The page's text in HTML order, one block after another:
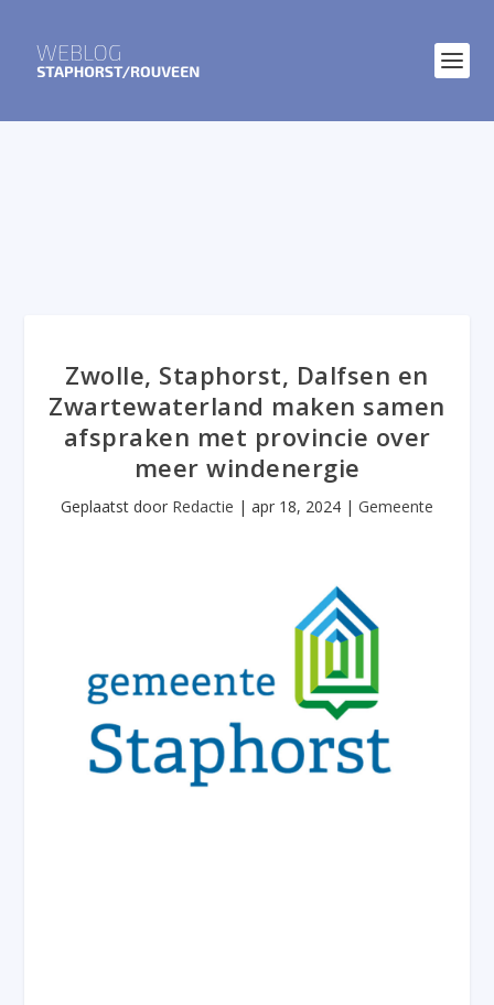
Zwolle, Staphorst, Dalfsen en
Zwartewaterland maken samen
afspraken met provincie over
meer windenergie
Geplaatst door Redactie | apr 18, 2024 | Gemeente